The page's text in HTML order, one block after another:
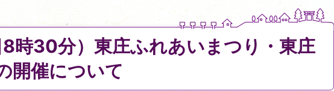
8時30分）東庄ふれあいまつり・東庄
開催について